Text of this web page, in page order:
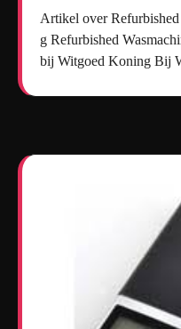
Artikel over Refurbished Wasmachine – Witgoed Konin
g Refurbished
bij Witgoed Koning Bij